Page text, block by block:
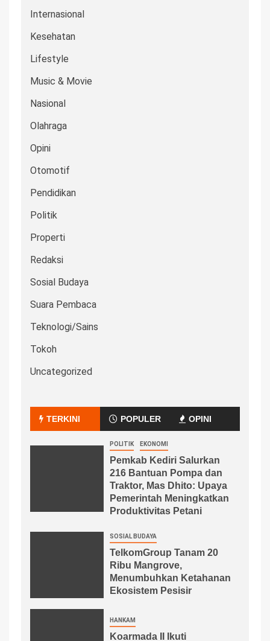
Internasional
Kesehatan
Lifestyle
Music & Movie
Nasional
Olahraga
Opini
Otomotif
Pendidikan
Politik
Properti
Redaksi
Sosial Budaya
Suara Pembaca
Teknologi/Sains
Tokoh
Uncategorized
TERKINI POPULER OPINI
POLITIK EKONOMI
Pemkab Kediri Salurkan
216 Bantuan Pompa dan
Traktor, Mas Dhito: Upaya
Pemerintah Meningkatkan
Produktivitas Petani
SOSIAL BUDAYA
TelkomGroup Tanam 20
Ribu Mangrove,
Menumbuhkan Ketahanan
Ekosistem Pesisir
HANKAM
Koarmada II Ikuti